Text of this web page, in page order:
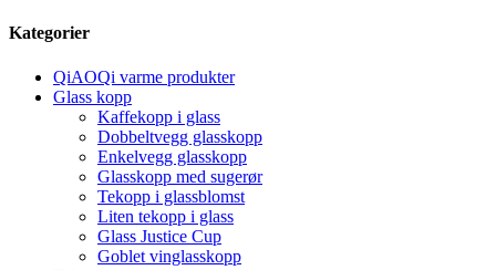
Kategorier
QiAOQi varme produkter
Glass kopp
Kaffekopp i glass
Dobbeltvegg glasskopp
Enkelvegg glasskopp
Glasskopp med sugerør
Tekopp i glassblomst
Liten tekopp i glass
Glass Justice Cup
Goblet vinglasskopp